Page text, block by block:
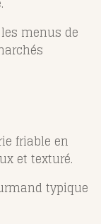
menus de
friable en
et texturé.
typique